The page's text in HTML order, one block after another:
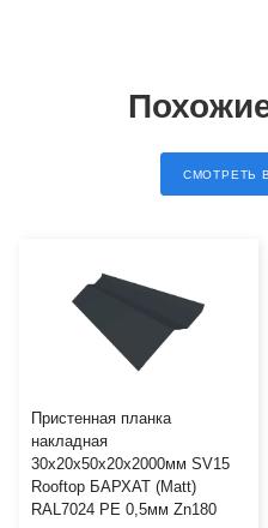
СМОТРЕТЬ
Пристенная планка
накладная
30х20х50х20х2000мм SV15
Rooftop БАРХАТ (Matt)
RAL7024 PE 0,5мм Zn180